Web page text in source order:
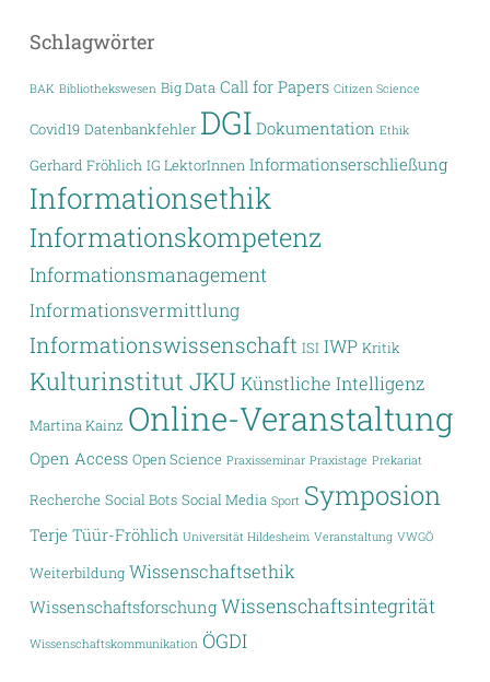
Schlagwörter
BAK Bibliothekswesen Big Data Call for Papers Citizen Science
Covid19 Datenbankfehler DGI Dokumentation Ethik
Gerhard Fröhlich IG LektorInnen Informationserschließung
Informationsethik
Informationskompetenz
Informationsmanagement
Informationsvermittlung
Informationswissenschaft ISI IWP Kritik
Kulturinstitut JKU Künstliche Intelligenz
Martina Kainz Online-Veranstaltung
Open Access Open Science Praxisseminar Praxistage Prekariat
Recherche Social Bots Social Media Sport Symposion
Terje Tüür-Fröhlich Universität Hildesheim Veranstaltung VWGÖ
Weiterbildung Wissenschaftsethik
Wissenschaftsforschung Wissenschaftsintegrität
Wissenschaftskommunikation ÖGDI